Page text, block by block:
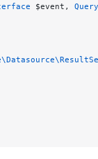
$event, Query